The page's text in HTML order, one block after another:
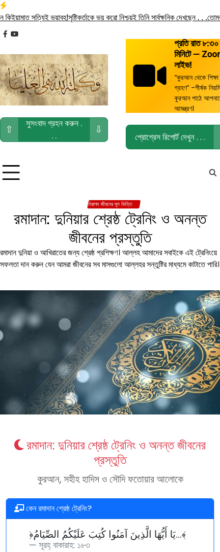
Skip
to
content
সত্যিই ভয়াবহ!সৃষ্টিকর্তাকে ভয় করো নিশ্চয়ই তিনি সার্বক্ষনিক দেখছেন . . .তোমরা বৈধ ও
facebook
youtube
⇧
সুসংবাদ গ্রহন করুন .
. .
⇩
প্রতি রাত ৮:৩০
মিনিটে —
লাইভ!
“কুরআন থেকে শিক্ষা
গ্রহণ” -শীর্ষক
কুরআন পাঠে
আমন্ত্রণ।
প্রোগ্রেস রিপোর্ট দেখুন . . .
নিরাপদ জীবনের মূল ভিত্তি
রমাদান: দুনিয়ার শ্রেষ্ঠ ট্রেনিং ও অনন্ত
জীবনের প্রস্তুতি
রমাদান দুনিয়া ও আখিরাতের জন্য শ্রেষ্ঠ প্রশিক্ষণ। আল্লহ আমাদের সবাইকে এই ট্রেনিংয়ে
সফলতা দান করুন যেন আমরা জীবনের সব মাসগুলো আল্লহর সন্তুষ্টির মাধ্যমে কাটাতে পারি।
রমাদান: দুনিয়ার শ্রেষ্ঠ ট্রেনিং ও অনন্ত জীবনের
প্রস্তুতি
কুরআন, সহীহ হাদিস ও সৌদি ফতোয়ার আলোকে
কেন রমাদান শ্রেষ্ঠ ট্রেনিং?
﴿يَا أَيُّهَا الَّذِينَ آمَنُوا كُتِبَ عَلَيْكُمُ الصِّيَامُ…﴾
সূরহ্ বাকারাহ: ১৮৩